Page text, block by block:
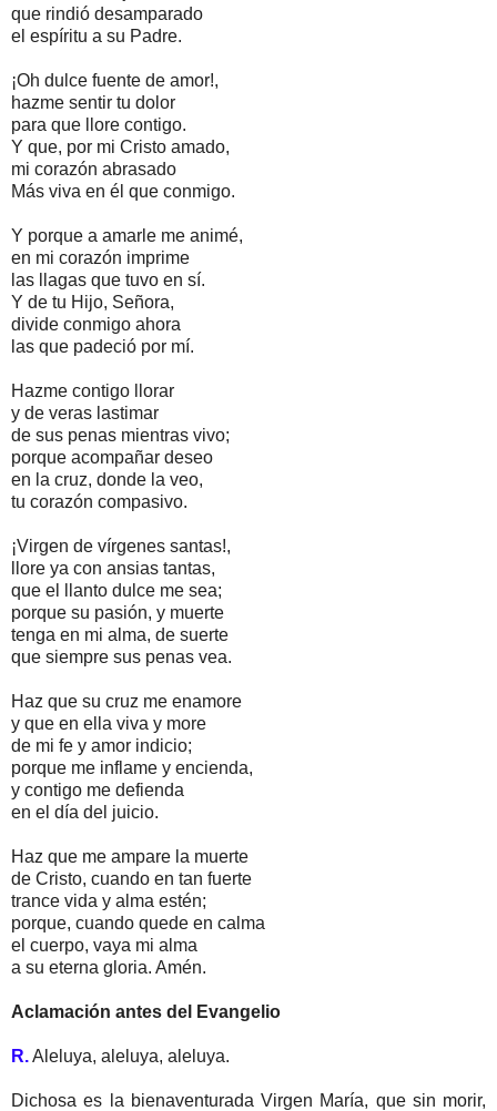
que rindió desamparado
el espíritu a su Padre.
¡Oh dulce fuente de amor!,
hazme sentir tu dolor
para que llore contigo.
Y que, por mi Cristo amado,
mi corazón abrasado
Más viva en él que conmigo.
Y porque a amarle me animé,
en mi corazón imprime
las llagas que tuvo en sí.
Y de tu Hijo, Señora,
divide conmigo ahora
las que padeció por mí.
Hazme contigo llorar
y de veras lastimar
de sus penas mientras vivo;
porque acompañar deseo
en la cruz, donde la veo,
tu corazón compasivo.
¡Virgen de vírgenes santas!,
llore ya con ansias tantas,
que el llanto dulce me sea;
porque su pasión, y muerte
tenga en mi alma, de suerte
que siempre sus penas vea.
Haz que su cruz me enamore
y que en ella viva y more
de mi fe y amor indicio;
porque me inflame y encienda,
y contigo me defienda
en el día del juicio.
Haz que me ampare la muerte
de Cristo, cuando en tan fuerte
trance vida y alma estén;
porque, cuando quede en calma
el cuerpo, vaya mi alma
a su eterna gloria. Amén.
Aclamación antes del Evangelio
R.Aleluya, aleluya, aleluya.
Dichosa es la bienaventurada Virgen María, que sin morir,